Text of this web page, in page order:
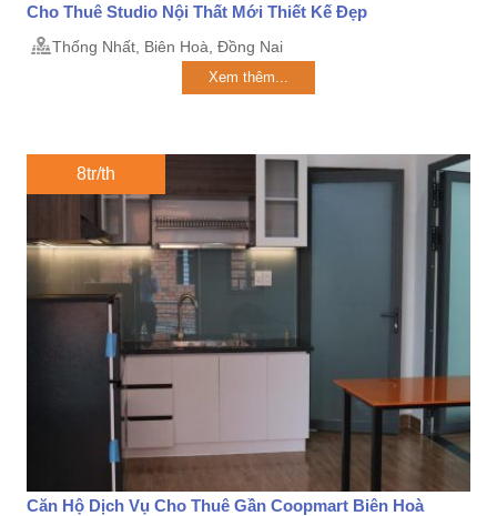
Cho Thuê Studio Nội Thất Mới Thiết Kế Đẹp
Thống Nhất, Biên Hoà, Đồng Nai
Xem thêm...
8tr/th
Căn Hộ Dịch Vụ Cho Thuê Gần Coopmart Biên Hoà